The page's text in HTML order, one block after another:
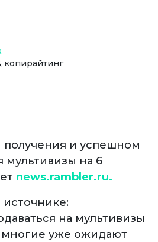
копирайтинг
и успешном
мультивизы на 6
news.rambler.ru.
источнике:
на мультивизы
многие уже ожидают